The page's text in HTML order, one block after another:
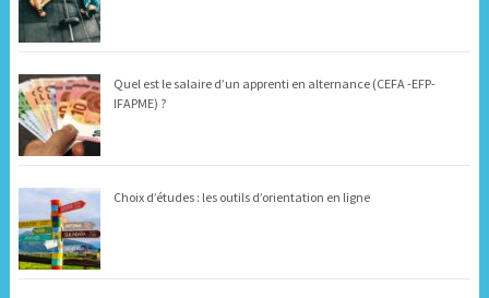
Quel est le salaire d’un apprenti en alternance (CEFA -EFP-
IFAPME) ?
Choix d’études : les outils d’orientation en ligne